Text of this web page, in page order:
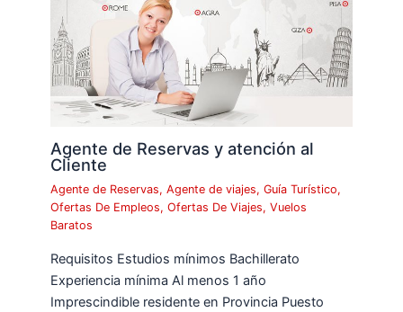
Agente de Reservas y atención al
Cliente
Agente de Reservas,Agente de viajes,Guía Turístico,
Ofertas De Empleos,Ofertas De Viajes,Vuelos
Baratos
Requisitos Estudios mínimos Bachillerato
Experiencia mínima Al menos 1 año
Imprescindible residente en Provincia Puesto